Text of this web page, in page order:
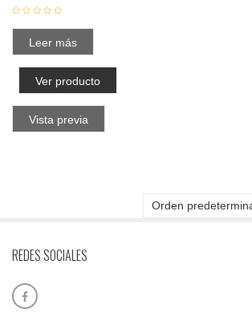
Leer más
Ver producto
Vista previa
REDES SOCIALES